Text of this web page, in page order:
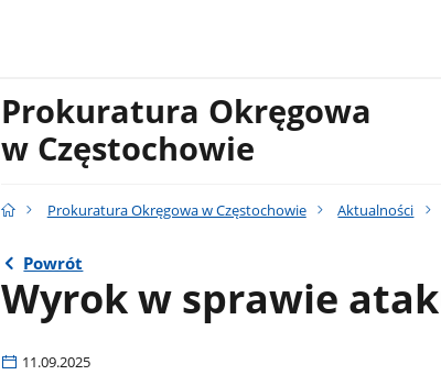
Prokuratura Okręgowa
w Częstochowie
Prokuratura Okręgowa w Częstochowie Aktualności
Powrót
Wyrok w sprawie
11.09.2025